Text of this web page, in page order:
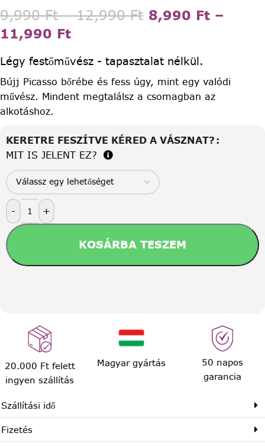
9,990Ft – 12,990Ft 8,990 Ft –
11,990 Ft
Légy festőművész - tapasztalat nélkül.
Bújj Picasso bőrébe és fess úgy, mint egy valódi
művész. Mindent megtalálsz a csomagban az
alkotáshoz.
KERETRE FESZÍTVE KÉRED A VÁSZNAT?
MIT IS JELENT EZ?
- +
KOSÁRBA TESZEM
20.000 Ft felett
ingyen szállítás
Magyar gyártás
50 napos
garancia
Szállítási idő
Fizetés